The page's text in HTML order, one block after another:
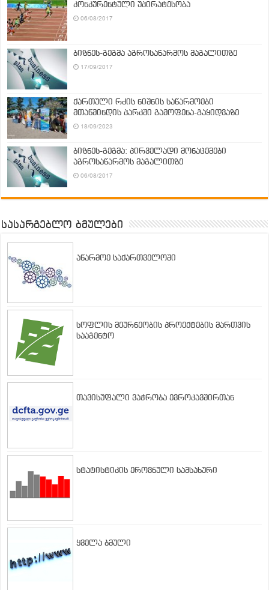
კონკურენტული უპირატესობა
06/08/2017
ბიზნეს-გეგმა აგროსაწარმოს მაგალითზე
17/09/2017
ქართული რძის ნიშნის საწარმოები
მთაწმინდის პარკში გამოფენა-გაყიდვაზე
18/09/2023
ბიზნეს-გეგმა: პირველადი მონაცემები
აგროსაწარმოს მაგალითზე
06/08/2017
სასარგებლო ბმულები
აწარმოე საქართველოში
სოფლის მეურნეობის პროექტების მართვის
სააგენტო
თავისუფალი ვაჭრობა ევროკავშირთან
სტატისტიკის ეროვნული სამსახური
ყველა ბმული